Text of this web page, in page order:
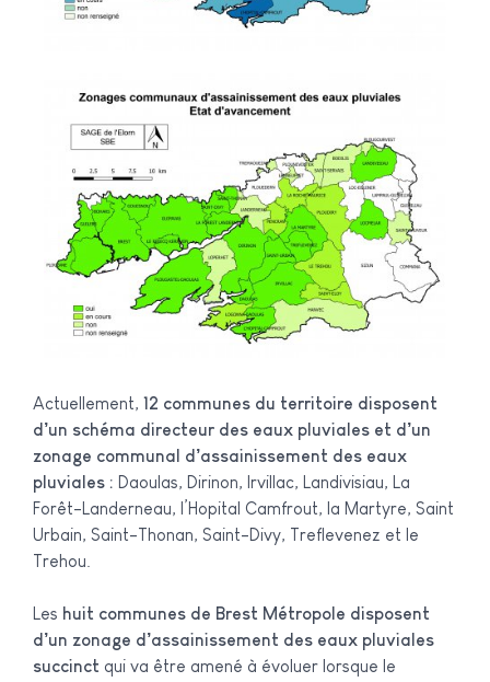
Actuellement, 12 communes du territoire disposent
d’un schéma directeur des eaux pluviales et d’un
zonage communal d’assainissement des eaux
pluviales : Daoulas, Dirinon, Irvillac, Landivisiau, La
Forêt-Landerneau, l’Hopital Camfrout, la Martyre, Saint
Urbain, Saint-Thonan, Saint-Divy, Treflevenez et le
Trehou.
Les huit communes de Brest Métropole disposent
d’un zonage d’assainissement des eaux pluviales
succinct qui va être amené à évoluer lorsque le